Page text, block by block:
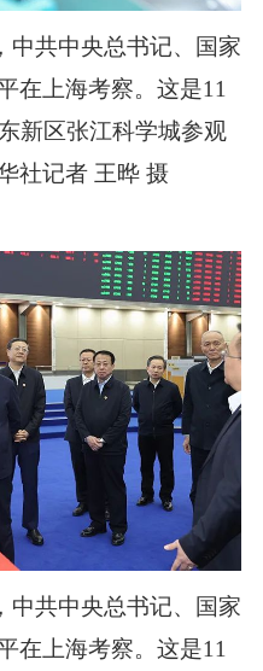
共中央总书记、国家
在上海考察。这是11
新区张江科学城参观
社记者 王晔 摄
共中央总书记、国家
在上海考察。这是11